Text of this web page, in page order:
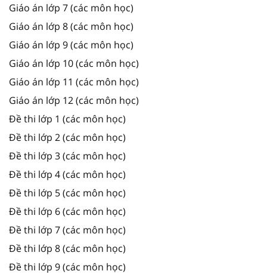
Giáo án lớp 7 (các môn học)
Giáo án lớp 8 (các môn học)
Giáo án lớp 9 (các môn học)
Giáo án lớp 10 (các môn học)
Giáo án lớp 11 (các môn học)
Giáo án lớp 12 (các môn học)
Đề thi lớp 1 (các môn học)
Đề thi lớp 2 (các môn học)
Đề thi lớp 3 (các môn học)
Đề thi lớp 4 (các môn học)
Đề thi lớp 5 (các môn học)
Đề thi lớp 6 (các môn học)
Đề thi lớp 7 (các môn học)
Đề thi lớp 8 (các môn học)
Đề thi lớp 9 (các môn học)